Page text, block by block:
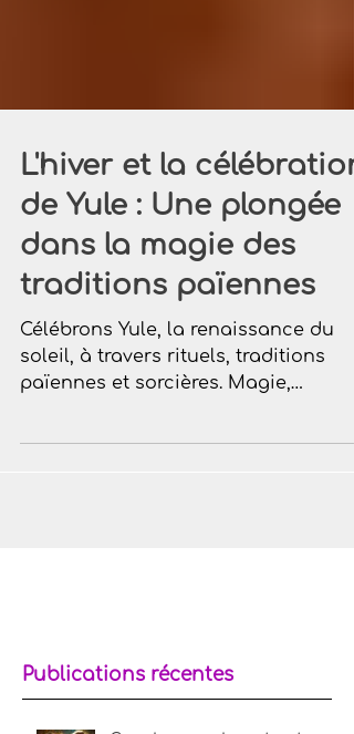
L'hiver et la célébration
de Yule : Une plongée
dans la magie des
traditions païennes
Célébrons Yule, la renaissance du
soleil, à travers rituels, traditions
décorations et énergies féeriques.